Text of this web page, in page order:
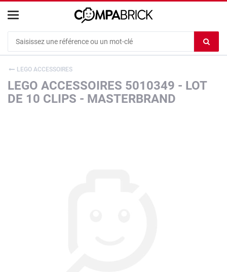
le
LEGO ACCESSOIRES
LEGO ACCESSOIRES 5010349 - LOT
DE 10 CLIPS - MASTERBRAND
Cookies management panel